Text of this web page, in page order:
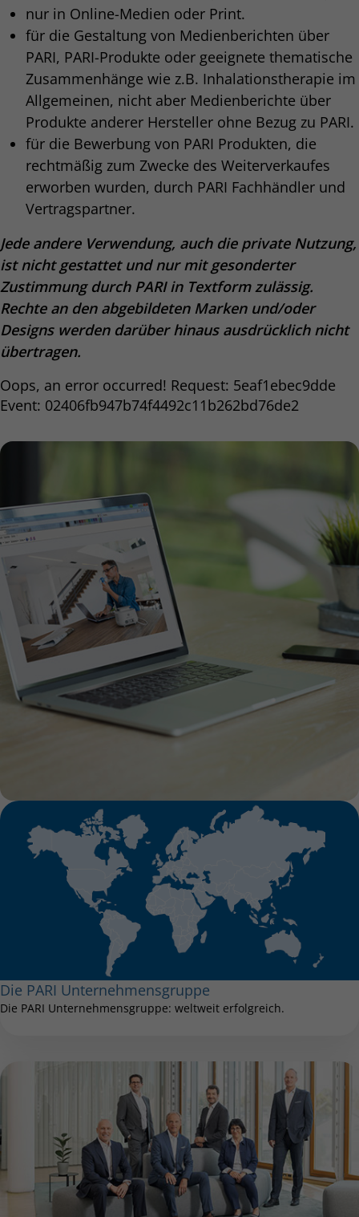
nur in Online-Medien oder Print.
für die Gestaltung von Medienberichten über
PARI, PARI-Produkte oder geeignete thematische
Zusammenhänge wie z.B. Inhalationstherapie im
Allgemeinen, nicht aber Medienberichte über
Produkte anderer Hersteller ohne Bezug zu PARI.
für die Bewerbung von PARI Produkten, die
rechtmäßig zum Zwecke des Weiterverkaufes
erworben wurden, durch PARI Fachhändler und
Vertragspartner.
Jede andere Verwendung, auch die private Nutzung,
ist nicht gestattet und nur mit gesonderter
Zustimmung durch PARI in Textform zulässig.
Rechte an den abgebildeten Marken und/oder
Designs werden darüber hinaus ausdrücklich nicht
übertragen.
Oops, an error occurred! Request: 5eaf1ebec9dde
Event: 02406fb947b74f4492c11b262bd76de2
Die PARI Unternehmensgruppe
Die PARI Unternehmensgruppe: weltweit erfolgreich.